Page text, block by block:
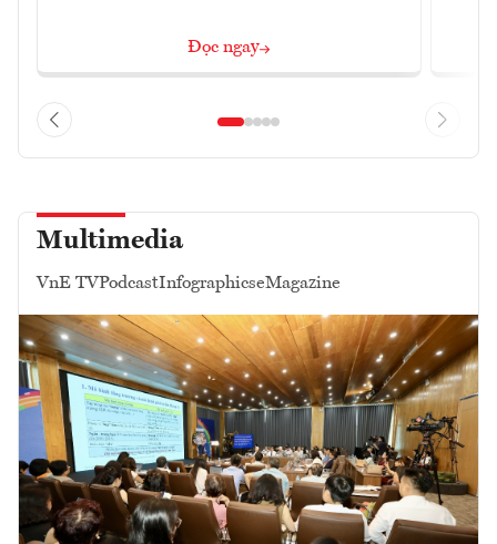
Đọc ngay
Multimedia
VnE TVPodcastInfographicseMagazine